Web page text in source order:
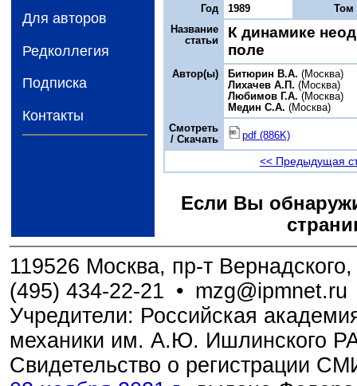
Для авторов
Редколлегия
Подписка
Контакты
Год
1989
Том
Название
статьи
К динамике
поле
Автор(ы) Битюрин В.А. (Москва)
Лихачев А.П. (Москва)
Любимов Г.А. (Москва)
Медин С.А. (Москва)
Смотреть
/ Скачать
pdf (886K)
<< Предыдущая
Если Вы
119526 Москва, пр-т
(495) 434-22-21 • mzg@ipmnet.ru
Учредители: Российская
механики им. А.Ю. Ишлинского
Свидетельство о регистрации